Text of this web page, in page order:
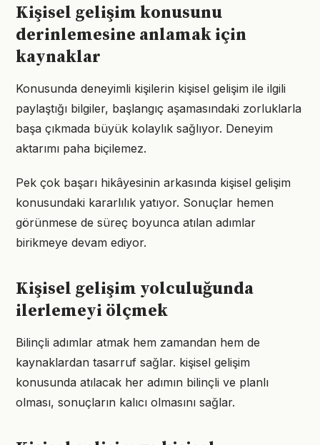
Kişisel gelişim konusunu
derinlemesine anlamak için
kaynaklar
Konusunda deneyimli kişilerin kişisel gelişim ile ilgili
paylaştığı bilgiler, başlangıç aşamasındaki zorluklarla
başa çıkmada büyük kolaylık sağlıyor. Deneyim
aktarımı paha biçilemez.
Pek çok başarı hikâyesinin arkasında kişisel gelişim
konusundaki kararlılık yatıyor. Sonuçlar hemen
görünmese de süreç boyunca atılan adımlar
birikmeye devam ediyor.
Kişisel gelişim yolculuğunda
ilerlemeyi ölçmek
Bilinçli adımlar atmak hem zamandan hem de
kaynaklardan tasarruf sağlar. kişisel gelişim
konusunda atılacak her adımın bilinçli ve planlı
olması, sonuçların kalıcı olmasını sağlar.